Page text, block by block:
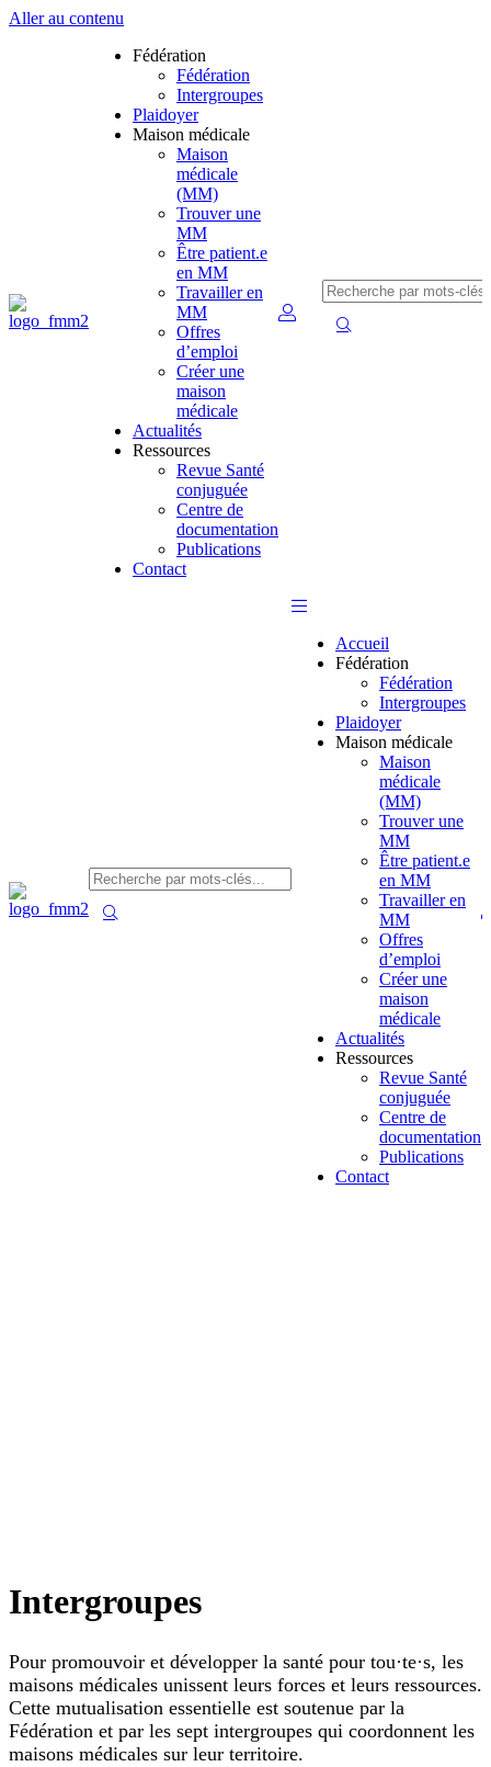
Aller au contenu
Fédération
Fédération
Intergroupes
Plaidoyer
Maison médicale
Maison
médicale
(MM)
Trouver une
MM
Être patient.e
en MM
Travailler en
MM
Offres
d’emploi
Créer une
maison
médicale
Actualités
Ressources
Revue Santé
conjuguée
Centre de
documentation
Publications
Contact
Accueil
Fédération
Fédération
Intergroupes
Plaidoyer
Maison médicale
Maison
médicale
(MM)
Trouver une
MM
Être patient.e
en MM
Travailler en
MM
Offres
d’emploi
Créer une
maison
médicale
Actualités
Ressources
Revue Santé
conjuguée
Centre de
documentation
Publications
Contact
Intergroupes
Pour promouvoir et développer la santé pour tou·te·s, les
maisons médicales unissent leurs forces et leurs ressources.
Cette mutualisation essentielle est soutenue par la
Fédération et par les sept intergroupes qui coordonnent les
maisons médicales sur leur territoire.